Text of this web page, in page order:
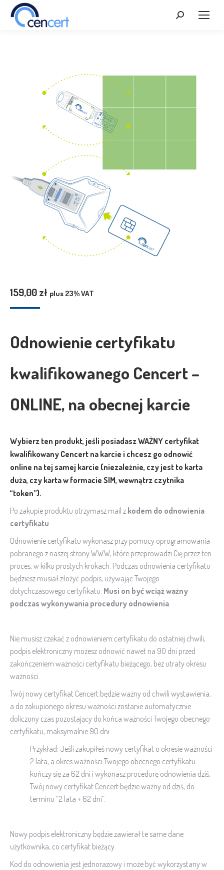
Szukaj:
159,00zł plus 23% VAT
Odnowienie certyfikatu
kwalifikowanego Cencert –
ONLINE, na obecnej karcie
Wybierz ten produkt, jeśli posiadasz WAŻNY certyfikat
kwalifikowany Cencert na karcie i chcesz go odnowić
online na tej samej karcie (niezależnie, czy jest to karta
duża, czy karta w formacie SIM, wewnątrz czytnika
“token”).
Po zakupie produktu otrzymasz mail z kodem do odnowienia
certyfikatu.
Odnowienie certyfikatu wykonasz przy pomocy oprogramowania
pobranego z naszej strony WWW, które przeprowadzi Cię przez ten
proces, w kilku prostych krokach. Podczas odnowienia certyfikatu
będziesz musiał złożyć podpis, używając Twojego
dotychczasowego certyfikatu. Musi on być wciąż ważny
podczas wykonywania procedury odnowienia.
Nie musisz czekać z odnowieniem certyfikatu do ostatniej chwili,
podpis elektroniczny możesz odnowić nawet na 90 dni przed
zakończeniem ważności certyfikatu bieżącego, bez utraty okresu
ważności.
Twój nowy certyfikat Cencert będzie ważny od chwili wystawienia,
a do zakupionego okresu ważności zostanie automatycznie
doliczony czas pozostający do końca ważności Twojego obecnego
certyfikatu, maksymalnie 90 dni.
Przykład: Jeśli zakupiłeś nowy certyfikat o okresie ważności
2 lata, a okres ważności Twojego obecnego certyfikatu
kończy się za 62 dni i wykonasz procedurę odnowienia dziś,
Twój nowy certyfikat Cencert będzie ważny od dziś, do
terminu “2 lata + 62 dni”.
Nowy podpis elektroniczny będzie zawierał te same dane
użytkownika, co certyfikat bieżący.
Kod do odnowienia jest jednorazowy i może być wykorzystany w